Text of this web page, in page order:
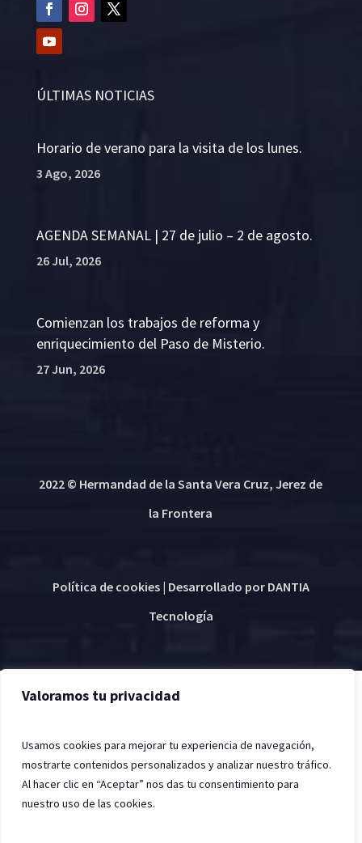
Valoramos tu privacidad
Usamos cookies para mejorar tu experiencia de navegación,
mostrarte contenidos personalizados y analizar nuestro tráfico.
Al hacer clic en “Aceptar” nos das tu consentimiento para
nuestro uso de las cookies.
ÚLTIMAS NOTICIAS
Horario de verano para la visita de los lunes.
3 Ago, 2026
AGENDA SEMANAL | 27 de julio – 2 de agosto.
26 Jul, 2026
Comienzan los trabajos de reforma y
enriquecimiento del Paso de Misterio.
27 Jun, 2026
2022 © Hermandad de la Santa Vera Cruz, Jerez de
la Frontera
Política de cookies| Desarrollado por DANTIA
Tecnología